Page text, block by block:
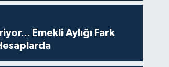
Emekli Aylığı Fark